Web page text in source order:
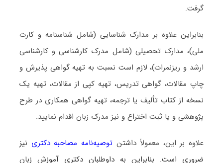
گرفت.
بنابراین علاوه بر مدارک شناسایی (شامل شناسنامه و کارت
ملی)، مدارک تحصیلی (شامل مدرک کارشناسی و کارشناسی
ارشد و ریزنمرات)، لازم است نسبت به تهیه گواهی پذیرش و
چاپ مقالات، گواهی تدریس، تهیه کپی از مقالات، تهیه یک
نسخه از کتاب تألیف یا ترجمه، تهیه گواهی همکاری در طرح
پژوهشی و یا ثبت اختراع و نیز مدرک زبان اقدام نمایید.
علاوه بر این، معمولاً داشتنتوصیه‌نامه مصاحبه دکتری نیز
ضروری است. بنابراین به داوطلبان دکتری آموزش زبان